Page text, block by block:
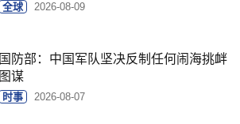
全球 2026-08-09
国防部：中国军队坚决反制任何闹海挑衅
图谋
时事 2026-08-07